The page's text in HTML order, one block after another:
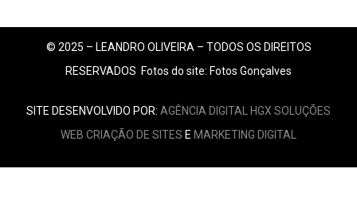
© 2025 – LEANDRO OLIVEIRA – TODOS OS DIREITOS
RESERVADOS Fotos do site: Fotos Gonçalves
SITE DESENVOLVIDO POR: AGÊNCIA DIGITAL HGX SOLUÇÕES
WEB CRIAÇÃO DE SITES E MARKETING DIGITAL